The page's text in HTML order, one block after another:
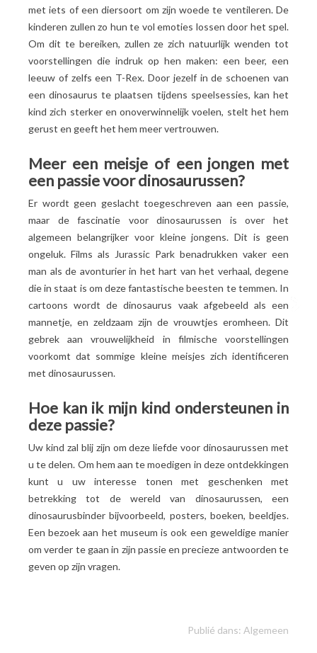
met iets of een diersoort om zijn woede te ventileren. De
kinderen zullen zo hun te vol emoties lossen door het spel.
Om dit te bereiken, zullen ze zich natuurlijk wenden tot
voorstellingen die indruk op hen maken: een beer, een
leeuw of zelfs een T-Rex. Door jezelf in de schoenen van
een dinosaurus te plaatsen tijdens speelsessies, kan het
kind zich sterker en onoverwinnelijk voelen, stelt het hem
gerust en geeft het hem meer vertrouwen.
Meer een meisje of een jongen met
een passie voor dinosaurussen?
Er wordt geen geslacht toegeschreven aan een passie,
maar de fascinatie voor dinosaurussen is over het
algemeen belangrijker voor kleine jongens. Dit is geen
ongeluk. Films als Jurassic Park benadrukken vaker een
man als de avonturier in het hart van het verhaal, degene
die in staat is om deze fantastische beesten te temmen. In
cartoons wordt de dinosaurus vaak afgebeeld als een
mannetje, en zeldzaam zijn de vrouwtjes eromheen. Dit
gebrek aan vrouwelijkheid in filmische voorstellingen
voorkomt dat sommige kleine meisjes zich identificeren
met dinosaurussen.
Hoe kan ik mijn kind ondersteunen in
deze passie?
Uw kind zal blij zijn om deze liefde voor dinosaurussen met
u te delen. Om hem aan te moedigen in deze ontdekkingen
kunt u uw interesse tonen met geschenken met
betrekking tot de wereld van dinosaurussen, een
dinosaurusbinder bijvoorbeeld, posters, boeken, beeldjes.
Een bezoek aan het museum is ook een geweldige manier
om verder te gaan in zijn passie en precieze antwoorden te
geven op zijn vragen.
Publié dans: Algemeen